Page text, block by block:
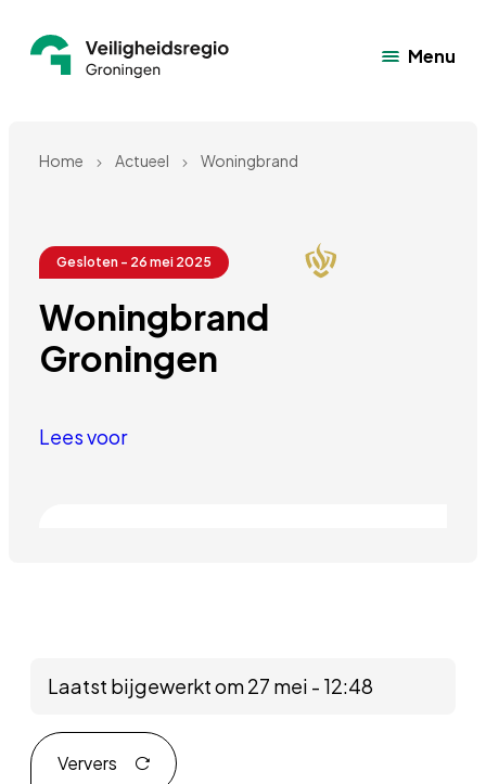
Menu
Home Actueel Woningbrand
Gesloten - 26 mei 2025
Woningbrand
Groningen
Lees voor
Laatst bijgewerkt om 27 mei - 12:48
Ververs